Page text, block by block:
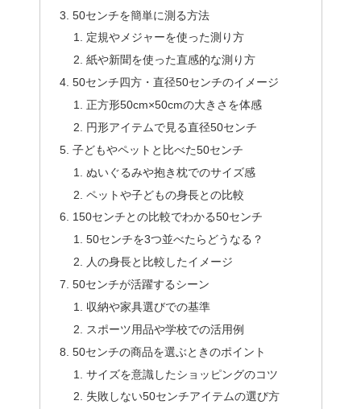
50センチを簡単に測る方法
定規やメジャーを使った測り方
紙や新聞を使った直感的な測り方
50センチ四方・直径50センチのイメージ
正方形50cm×50cmの大きさを体感
円形アイテムで見る直径50センチ
子どもやペットと比べた50センチ
ぬいぐるみや抱き枕でのサイズ感
ペットや子どもの身長との比較
150センチとの比較でわかる50センチ
50センチを3つ並べたらどうなる？
人の身長と比較したイメージ
50センチが活躍するシーン
収納や家具選びでの基準
スポーツ用品や学校での活用例
50センチの商品を選ぶときのポイント
サイズを意識したショッピングのコツ
失敗しない50センチアイテムの選び方